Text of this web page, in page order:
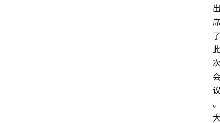
出
席
了
此
次
会
议
。
大